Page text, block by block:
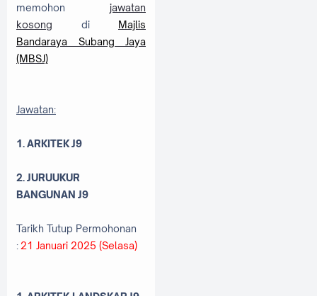
memohon jawatan
kosong di Majlis
Bandaraya Subang Jaya
(MBSJ)
Jawatan:
1. ARKITEKJ9
2.JURUUKUR
BANGUNAN J9
Tarikh Tutup Permohonan
: 21 Januari 2025 (Selasa)